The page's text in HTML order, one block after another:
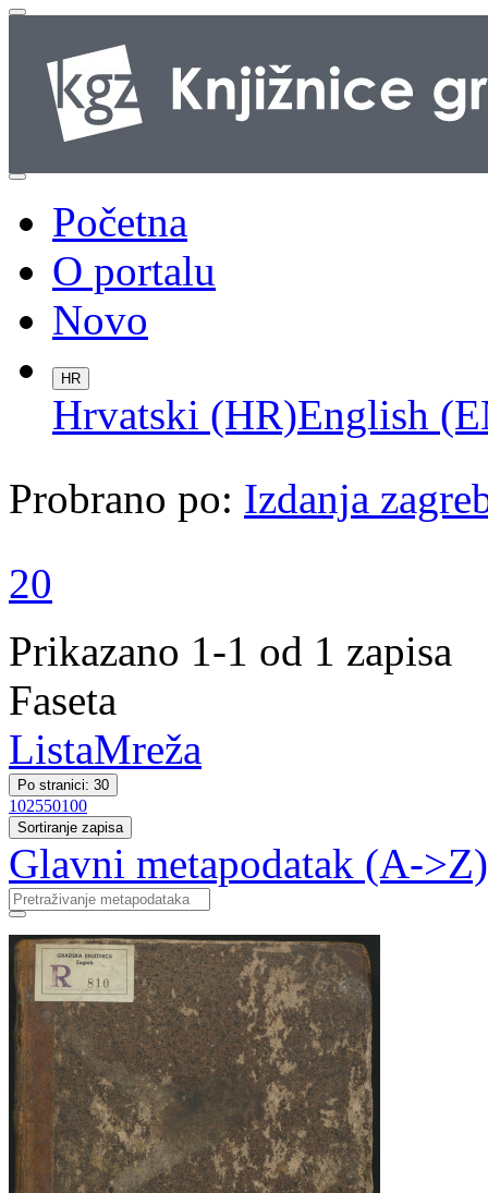
Početna
O portalu
Novo
HR
Hrvatski (HR)English
Probrano po: Izdanja
20
Prikazano 1-1 od 1 zapisa
Faseta
ListaMreža
Po stranici: 30
102550100
Sortiranje zapisa
Glavni metapodatak (A->Z)